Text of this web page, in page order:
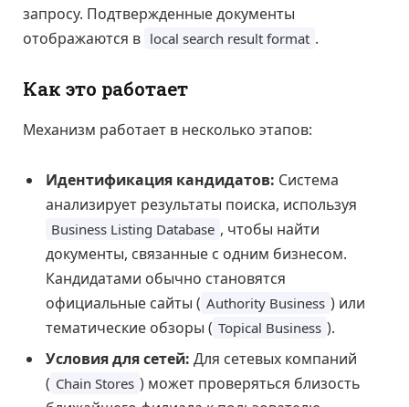
запросу. Подтвержденные документы
отображаются в local search result format .
Как это работает
Механизм работает в несколько этапов:
Идентификация кандидатов: Система
анализирует результаты поиска, используя
Business Listing Database , чтобы найти
документы, связанные с одним бизнесом.
Кандидатами обычно становятся
официальные сайты ( Authority Business ) или
тематические обзоры ( Topical Business ).
Условия для сетей: Для сетевых компаний
( Chain Stores ) может проверяться близость